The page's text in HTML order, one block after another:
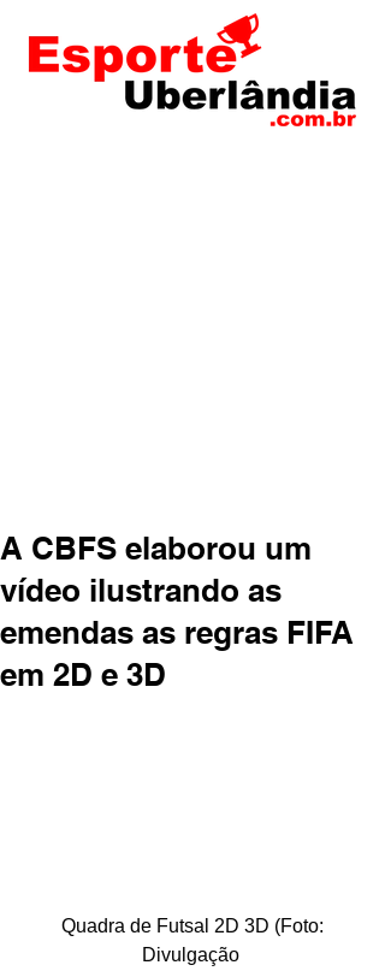
A CBFS elaborou um
vídeo ilustrando as
emendas as regras FIFA
em 2D e 3D
Divulgação